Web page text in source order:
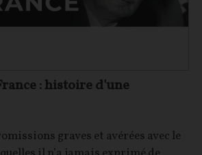
: histoire d'une
graves et avérées avec le